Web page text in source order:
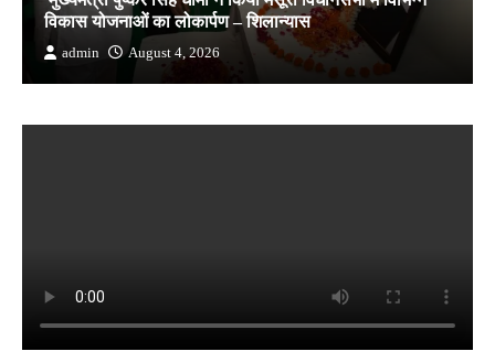
विकास योजनाओं का लोकार्पण – शिलान्यास
admin August 4, 2026